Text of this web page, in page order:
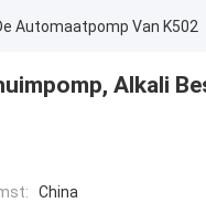
Automaatpomp Van K502
Alkali
China